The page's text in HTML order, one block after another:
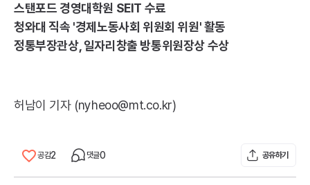
스탠포드 경영대학원 SEIT 수료
청와대 직속 '경제노동사회 위원회 위원' 활동
정통부장관상, 일자리창출 방통위원장상 수상
허남이 기자 (nyheoo@mt.co.kr)
공감2 댓글0 공유하기